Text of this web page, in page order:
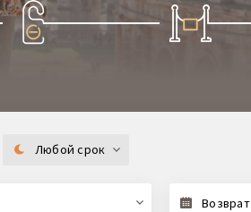
Любой срок
Возврат